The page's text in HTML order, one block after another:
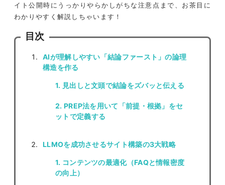
イト公開時にうっかりやらかしがちな注意点まで、お茶目に
わかりやすく解説しちゃいます！
目次
AIが理解しやすい「結論ファースト」の論理
構造を作る
1. 見出しと文頭で結論をズバッと伝える
2. PREP法を用いて「前提・根拠」をセ
ットで定義する
LLMOを成功させるサイト構築の3大戦略
1. コンテンツの最適化（FAQと情報密度
の向上）